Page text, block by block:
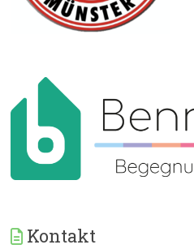
Kontakt